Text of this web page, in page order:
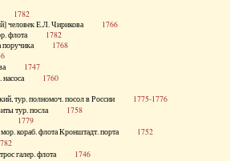
1782
человек Е.Л. Чирикова 1766
флота 1782
поручика 1768
1747
насоса 1760
тур. полномоч. посол в России 1775-1776
тур. посла 1758
1779
мор. кораб. флота Кронштадт. порта 1752
галер. флота 1746